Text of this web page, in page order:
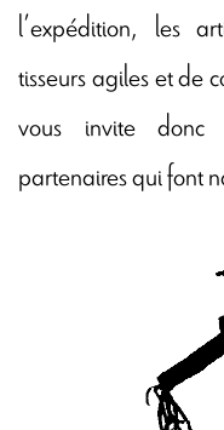
l’expédition, les
tisseurs agiles et de
vous invite donc
partenaires qui font